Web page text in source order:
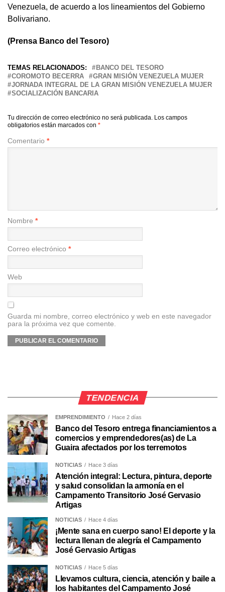
Venezuela, de acuerdo a los lineamientos del Gobierno
Bolivariano.
(Prensa Banco del Tesoro)
TEMAS RELACIONADOS:
BANCO DEL TESORO
COROMOTO BECERRA
GRAN MISIÓN VENEZUELA MUJER
JORNADA INTEGRAL DE LA GRAN MISIÓN VENEZUELA MUJER
SOCIALIZACIÓN BANCARIA
Tu dirección de correo electrónico no será publicada. Los campos
obligatorios están marcados con *
Comentario *
Nombre *
Correo electrónico *
Web
Guarda mi nombre, correo electrónico y web en este navegador
para la próxima vez que comente.
TENDENCIA
EMPRENDIMIENTO Hace 2 días
Banco del Tesoro entrega financiamientos a
comercios y emprendedores(as) de La
Guaira afectados por los terremotos
NOTICIAS Hace 3 días
Atención integral: Lectura, pintura, deporte
y salud consolidan la armonía en el
Campamento Transitorio José Gervasio
Artigas
NOTICIAS Hace 4 días
¡Mente sana en cuerpo sano! El deporte y la
lectura llenan de alegría el Campamento
José Gervasio Artigas
NOTICIAS Hace 5 días
Llevamos cultura, ciencia, atención y baile a
los habitantes del Campamento José